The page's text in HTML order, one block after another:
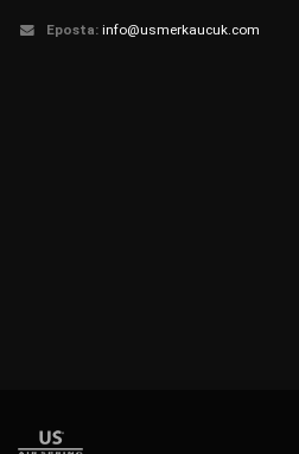
Eposta: info@usmerkaucuk.com